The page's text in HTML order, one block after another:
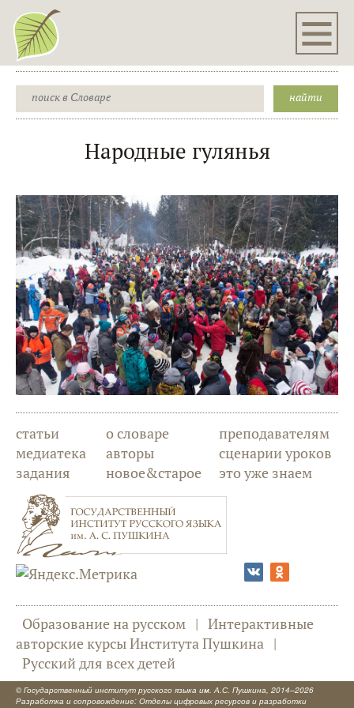
Народные гулянья
статьи
медиатека
задания
о словаре
авторы
новое&старое
преподавателям
сценарии уроков
это уже знаем
Образование на русском | Интерактивные
авторские курсы Института Пушкина |
Русский для всех детей
© Государственный институт русского языка им. А.С. Пушкина, 2014–2026
Разработка и сопровождение: Отделы цифровых ресурсов и разработки